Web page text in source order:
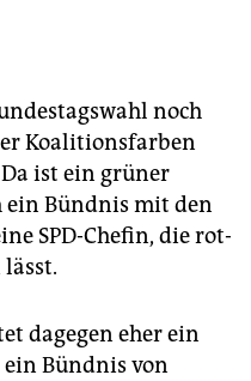
noch
Koalitionsfarben
ist ein grüner
Bündnis mit den
SPD-Chefin, die rot-
dagegen eher ein
Bündnis von